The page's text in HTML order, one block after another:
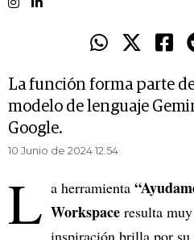
La función forma parte
modelo de lenguaje
Google.
10 Junio de 2024 12.54
L a herramienta
Workspace resulta
inspiración brilla por su